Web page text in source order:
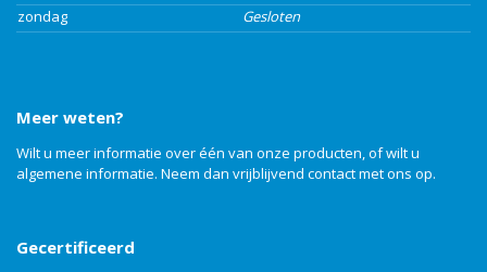
zondag
Gesloten
Meer weten?
Wilt u meer informatie over één van onze producten, of wilt u
algemene informatie. Neem dan vrijblijvend contactmet ons op.
Gecertificeerd